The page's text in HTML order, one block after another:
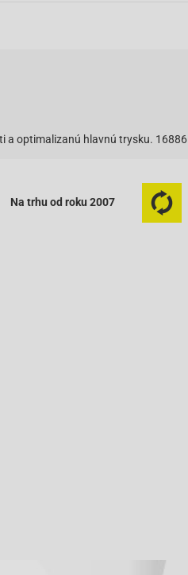
a optimalizanú hlavnú trysku. 16886
Na trhu od roku 2007